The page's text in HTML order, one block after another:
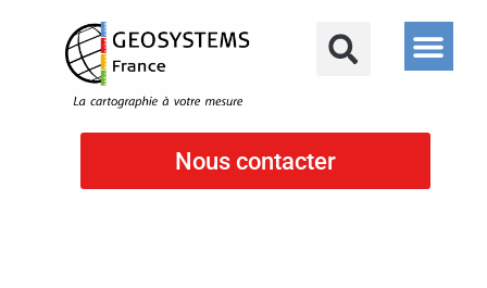
Nous contacter